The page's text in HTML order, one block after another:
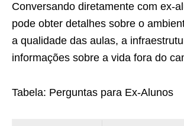
Conversando diretamente com ex-
pode obter detalhes sobre o
a qualidade das aulas, a
informações sobre a vida fora do
Tabela: Perguntas para Ex-Alunos